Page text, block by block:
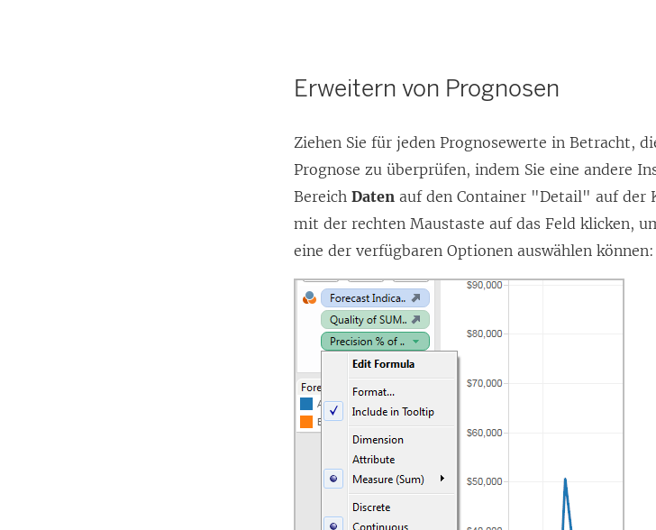
Erweitern von Prognosen
Ziehen Sie für jeden Prognosewerte in Betracht,
Prognose zu überprüfen, indem Sie eine andere
BereichDaten auf den Container "Detail" auf der
mit der rechten Maustaste auf das Feld klicken,
eine der verfügbaren Optionen auswählen können: